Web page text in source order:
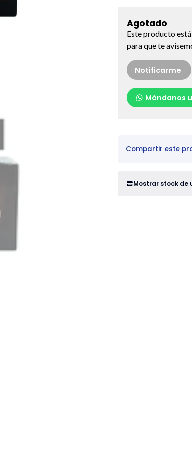
Agotado
Este producto
para que te
Notificarme
Mándanos
Compartir este
Mostrar stock de